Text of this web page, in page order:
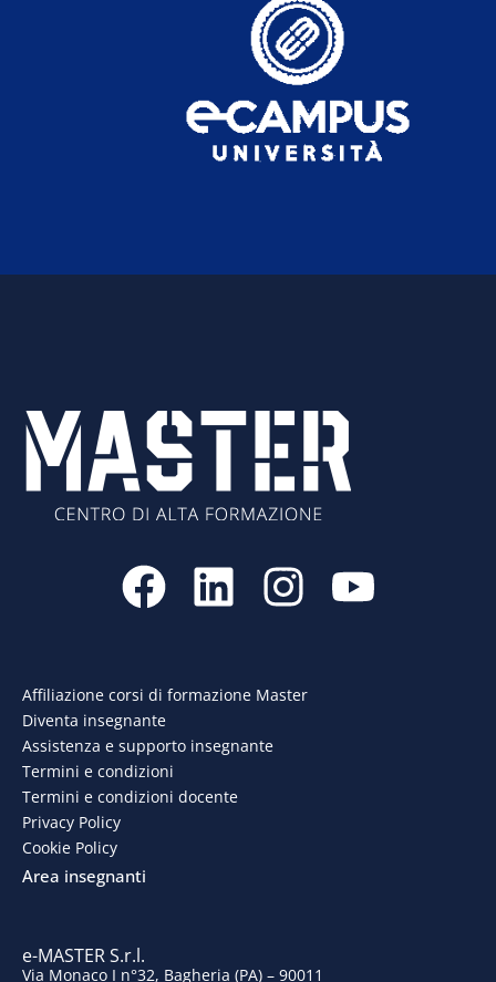
F
a
e
b
o
k
L
i
k
e
d
I
n
t
Y
o
Affiliazione corsi di formazione Master
Diventa insegnante
Assistenza e supporto insegnante
Termini e condizioni
Termini e condizioni docente
Privacy Policy
Cookie Policy
Area insegnanti
e-MASTER S.r.l.
Via Monaco I n°32, Bagheria (PA) – 90011